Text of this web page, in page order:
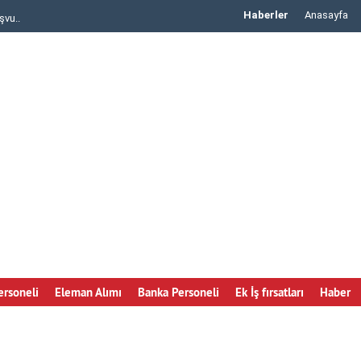
IKEA Personel Alımı iş başvurusu yapma..
Haberler Anasayfa
Eleman Alımı Banka Personeli Ek İş fırsatları Haber